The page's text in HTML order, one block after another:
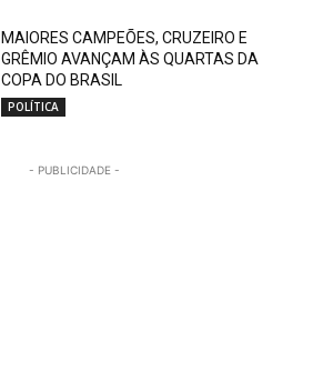
MAIORES CAMPEÕES, CRUZEIRO E
GRÊMIO AVANÇAM ÀS QUARTAS DA
COPA DO BRASIL
POLÍTICA
- PUBLICIDADE -